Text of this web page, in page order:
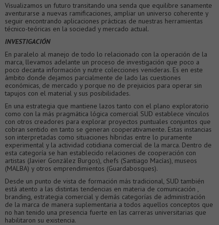
Visualizamos un futuro transitando una senda que equilibre sanamente
aventurarse a nuevas ramificaciones, ampliar un universo coherente y
seguir encontrando aplicaciones prácticas de nuestras herramientas
técnico-teóricas en la sociedad y mercado actual.
INVESTIGACIÓN
En paralelo al manejo de todo lo relacionado con la operación de la
marca, llevamos adelante un proceso de investigación que poco a
poco decanta información y nutre colecciones venideras. Es en este
ámbito donde dejamos parcialmente de lado las cuestiones
económicas, de mercado y porque no de prejuicios para operar sin
tapujos con el material y sus posibilidades.
En una estrategia que mantiene lazos tanto con el plano exploratorio
como con la más pragmática lógica comercial SUD establece vínculos
con otros creadores para explorar proyectos puntuales conjuntos que
cobran sentido en tanto se generan cooperativamente. Estas instancias
son interpretadas como situaciones híbridas entre lo puramente
experimental y la actividad cotidiana comercial de la marca. Dentro de
esta categoría se han establecido relaciones de cooperación con
artistas (Javier González Burgos), chefs (Santiago Macías), museos
(MALBA) y otros emprendimientos (Guardabosques).
Desde un punto de vista de formación más tradicional, SUD también
está atento a las distintas tendencias en materia de comunicación ,
branding, estrategia comercial y demás categorías de administración
de la marca de manera suplementaria a todos aquellos conceptos que
no han tenido una presencia fuerte en las carreras universitarias que
habilitaron su existencia.